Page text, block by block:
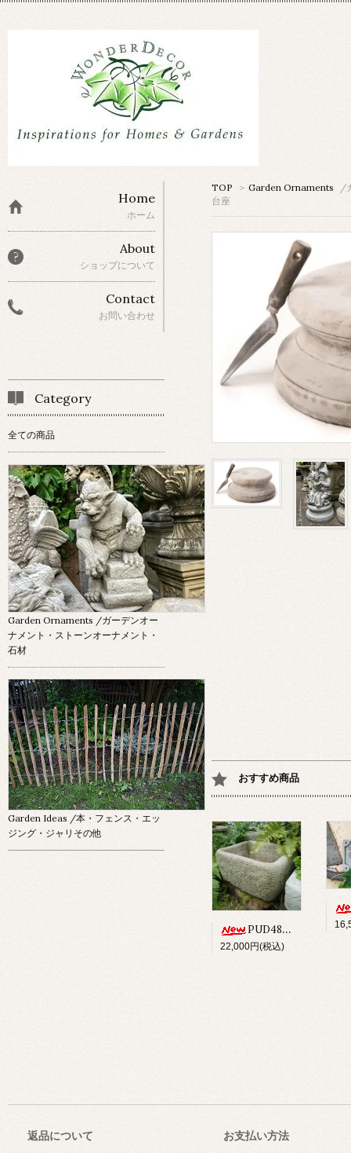
TOP > Garden Ornaments
/
台座
おすすめ商品
PUD48 ALPINE PLANTER
22,000円(税込)
Home
ホーム
About
ショップについて
Contact
お問い合わせ
Category
全ての商品
Garden Ornaments /ガーデンオー
ナメント・ストーンオーナメント・
石材
Garden Ideas /本・フェンス・エッ
ジング・ジャリその他
返品について お支払い方法